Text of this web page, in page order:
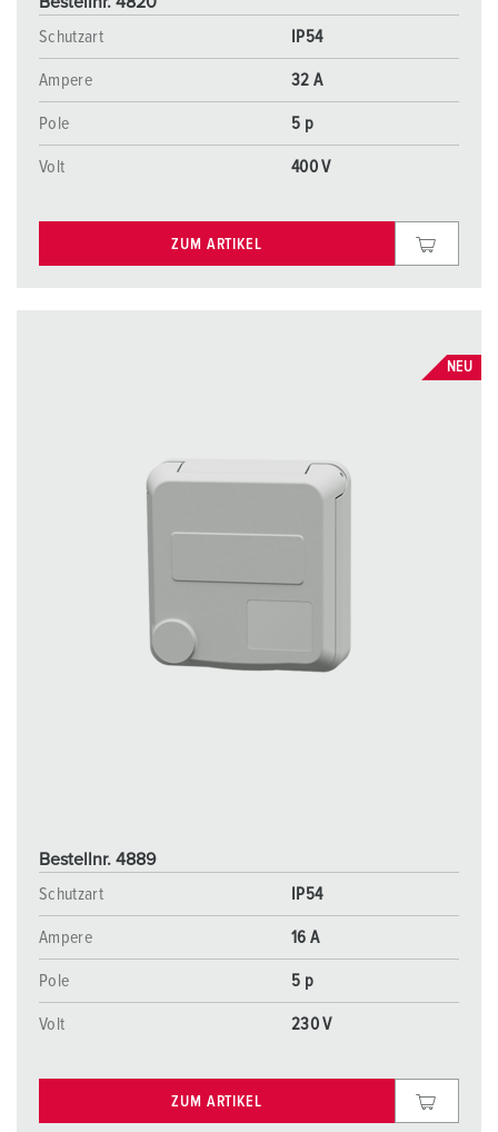
Schutzart
IP54
Ampere 32 A
Pole 5 p
Volt 400 V
ZUM ARTIKEL
NEU
Bestellnr. 4889
Schutzart
IP54
Ampere 16 A
Pole 5 p
Volt 230 V
ZUM ARTIKEL